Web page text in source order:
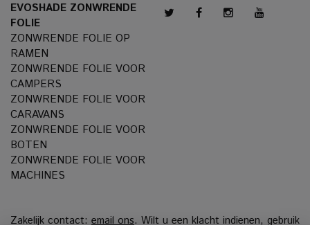
EVOSHADE ZONWRENDE
FOLIE
ZONWRENDE FOLIE OP
RAMEN
ZONWRENDE FOLIE VOOR
CAMPERS
ZONWRENDE FOLIE VOOR
CARAVANS
ZONWRENDE FOLIE VOOR
BOTEN
ZONWRENDE FOLIE VOOR
MACHINES
Zakelijk contact: email ons. Wilt u een klacht indienen, gebruik